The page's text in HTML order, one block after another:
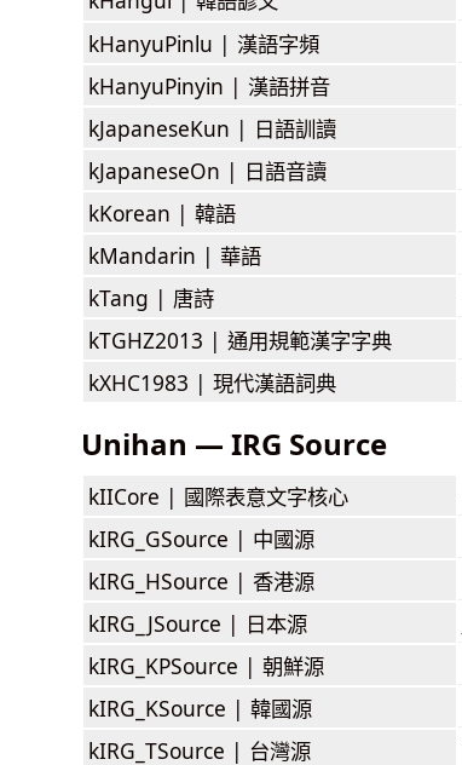
kHanyuPinlu | 漢語字頻
kHanyuPinyin | 漢語拼音
kJapaneseKun | 日語訓讀
kJapaneseOn | 日語音讀
kKorean | 韓語
kMandarin | 華語
kTang | 唐詩
kTGHZ2013 | 通用規範漢字字典
kXHC1983 | 現代漢語詞典
Unihan — IRG Source
kIICore | 國際表意文字核心
kIRG_GSource | 中國源
kIRG_HSource | 香港源
kIRG_JSource | 日本源
kIRG_KPSource | 朝鮮源
kIRG_KSource | 韓國源
kIRG_TSource | 台灣源